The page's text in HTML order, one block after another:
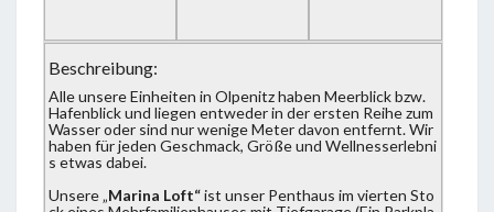
Beschreibung:
Alle unsere Einheiten in Olpenitz haben Meerblick bzw.
Hafenblick und liegen entweder in der ersten Reihe zum
Wasser oder sind nur wenige Meter davon entfernt. Wir
haben für jeden Geschmack, Größe und Wellnesserlebni
s etwas dabei.
Unsere „Marina Loft“ist unser Penthaus im vierten Sto